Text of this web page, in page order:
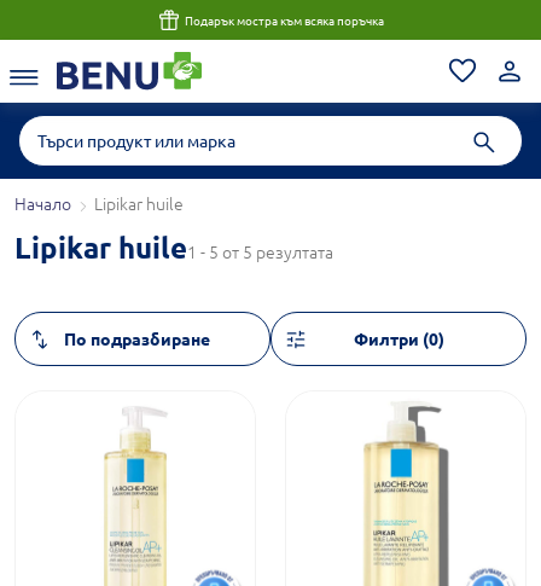
Подарък мостра към всяка поръчка
Начало Lipikar huile
Lipikar huile1 - 5 от 5 резултата
Филтри (0)